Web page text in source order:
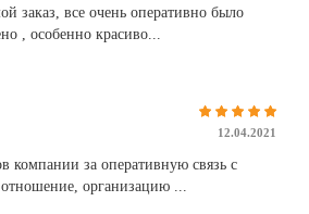
заказ, все очень оперативно было
, особенно красиво...
12.04.2021
компании за оперативную связь с
организацию ...